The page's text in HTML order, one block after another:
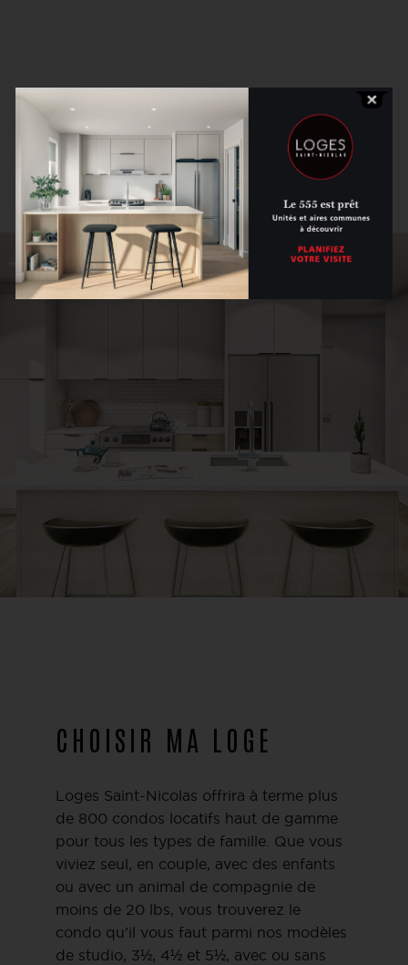
CHOISIR MA LOGE
Loges Saint-Nicolas offrira à terme plus
de 800 condos locatifs haut de gamme
pour tous les types de famille. Que vous
viviez seul, en couple, avec des enfants
ou avec un animal de compagnie de
moins de 20 lbs, vous trouverez le
condo qu’il vous faut parmi nos modèles
de studio, 3½, 4½ et 5½, avec ou sans